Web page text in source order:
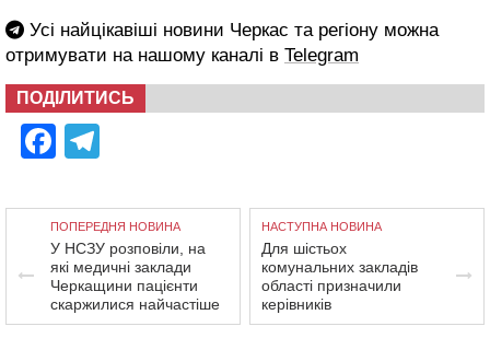
Усі найцікавіші новини Черкас та регіону можна
отримувати на нашому каналі в Telegram
ПОДІЛИТИСЬ
Facebook
ПОПЕРЕДНЯ НОВИНА
У НСЗУ розповіли, на
які медичні заклади
Черкащини пацієнти
скаржилися найчастіше
НАСТУПНА НОВИНА
Для шістьох
комунальних закладів
області призначили
керівників